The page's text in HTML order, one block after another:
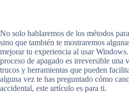
No solo hablaremos de los métodos
sino que también te mostraremos
mejorar tu experiencia al usar
proceso de apagado es irreversible una
trucos y herramientas que pueden
alguna vez te has preguntado cómo
accidental, este artículo es para ti.